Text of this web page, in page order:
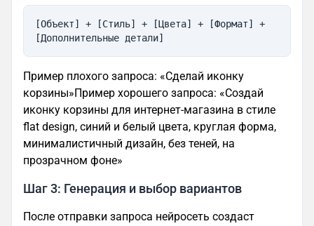
[Объект] + [Стиль] + [Цвета] + [Формат] +
[Дополнительные детали]
Пример плохого запроса: «Сделай иконку
корзины»Пример хорошего запроса: «Создай
иконку корзины для интернет-магазина в стиле
flat design, синий и белый цвета, круглая форма,
минималистичный дизайн, без теней, на
прозрачном фоне»
Шаг 3: Генерация и выбор вариантов
После отправки запроса нейросеть создаст